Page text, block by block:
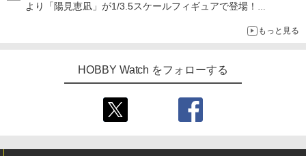
より「陽見恵凪」が1/3.5スケールフィギュアで登場！
もっと見る
HOBBY Watch をフォローする